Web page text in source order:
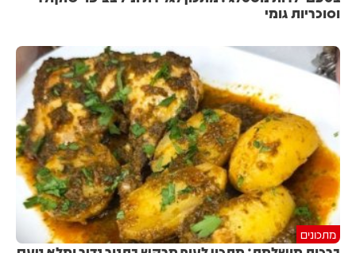
וסוכריות גומי
מתכונים